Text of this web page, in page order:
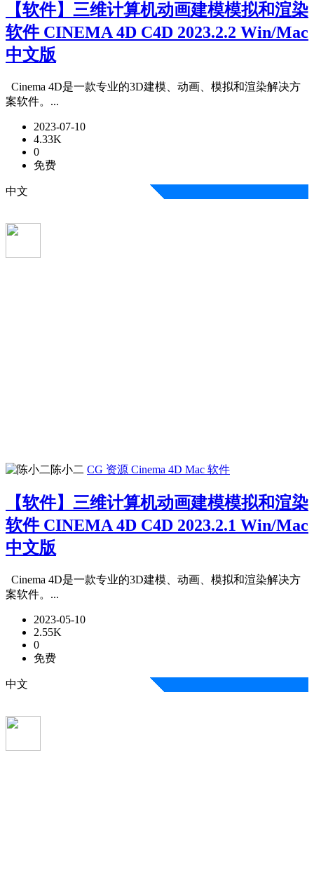
【软件】三维计算机动画建模模拟和渲染
软件 CINEMA 4D C4D 2023.2.2 Win/Mac
中文版
Cinema 4D是一款专业的3D建模、动画、模拟和渲染解决方
案软件。...
2023-07-10
4.33K
0
免费
中文
陈小二 CG 资源 Cinema 4D Mac 软件
【软件】三维计算机动画建模模拟和渲染
软件 CINEMA 4D C4D 2023.2.1 Win/Mac
中文版
Cinema 4D是一款专业的3D建模、动画、模拟和渲染解决方
案软件。...
2023-05-10
2.55K
0
免费
中文